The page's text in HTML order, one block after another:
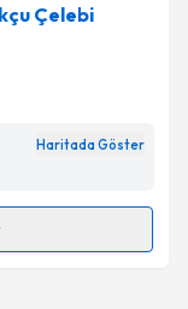
talebi
için bir
belirtilen
Çelebi
Haritada Göster